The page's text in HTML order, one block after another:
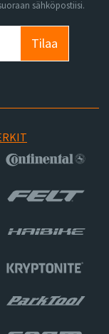
sähköpostiisi.
Tilaa